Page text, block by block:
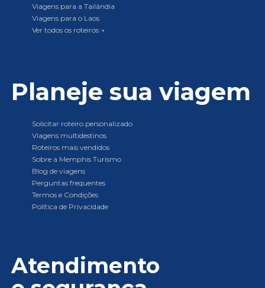
Viagens para a Tailândia
Viagens para o Laos
Ver todos os roteiros →
Planeje sua viagem
Solicitar roteiro personalizado
Viagens multidestinos
Roteiros mais vendidos
Sobre a Memphis Turismo
Blog de viagens
Perguntas frequentes
Termos e Condições
Política de Privacidade
Atendimento